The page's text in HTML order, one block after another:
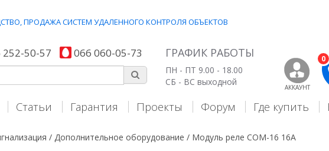
ПРОДАЖА СИСТЕМ УДАЛЕННОГО КОНТРОЛЯ ОБЪЕКТОВ
252-50-57 066 060-05-73 ГРАФИК РАБОТЫ
ПН - ПТ 9.00 - 18.00
СБ - ВС выходной
АККАУНТ
0
Статьи Гарантия Проекты Форум Где купить
/ Дополнительное оборудование / Модуль реле СОМ-16 16А